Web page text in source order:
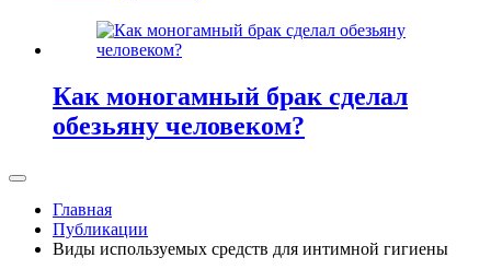
Как моногамный брак сделал
обезьяну человеком?
Главная
Публикации
Виды используемых средств для интимной гигиены